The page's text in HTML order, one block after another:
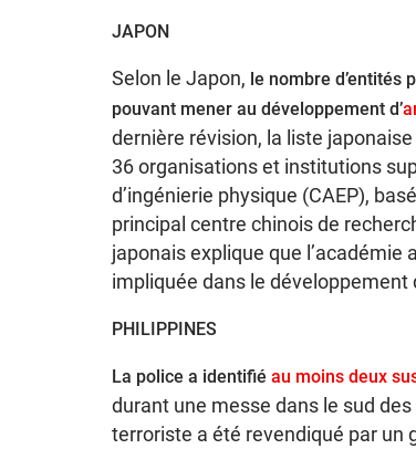
JAPON
Selon le Japon, le nombre d’entités
pouvant mener au développement d’
dernière révision, la liste
36 organisations et institutions
d’ingénierie physique (CAEP),
principal centre chinois de
japonais explique que
impliquée dans le développement
PHILIPPINES
La police a identifié au moins deux
durant une messe dans le sud
terroriste a été revendiqué par un